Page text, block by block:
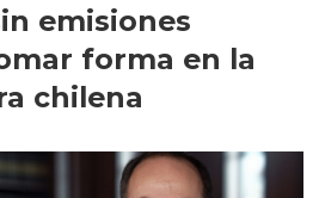
emisiones
forma en la
chilena